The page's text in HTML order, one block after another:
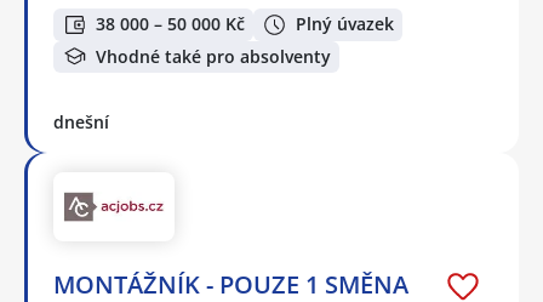
38 000 – 50 000 Kč
Plný úvazek
Vhodné také pro absolventy
dnešní
MONTÁŽNÍK - POUZE 1 SMĚNA